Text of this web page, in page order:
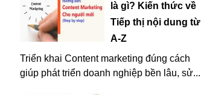
là gì? Kiến thức về
Tiếp thị nội dung từ
A-Z
Triển khai Content marketing đúng cách
giúp phát triển doanh nghiệp bền lâu, sử...